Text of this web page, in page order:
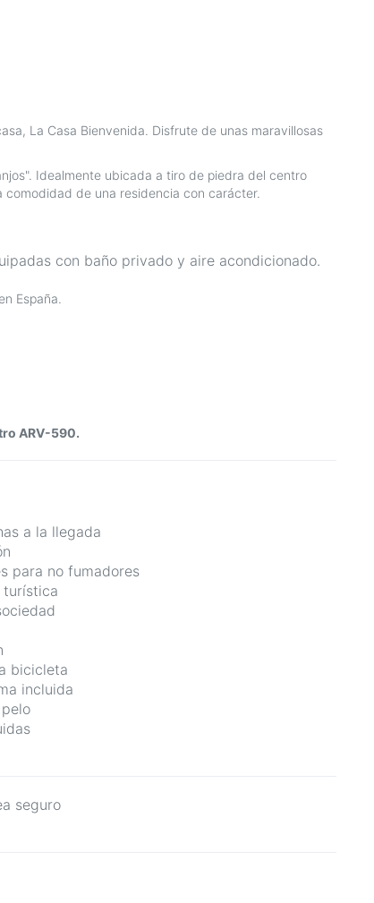
La Casa Bienvenida. Disfrute de unas maravillosas
Idealmente ubicada a tiro de piedra del centro
de una residencia con carácter.
con baño privado y aire acondicionado.
España.
ARV-590.
a la llegada
para no fumadores
turística
bicicleta
incluida
seguro